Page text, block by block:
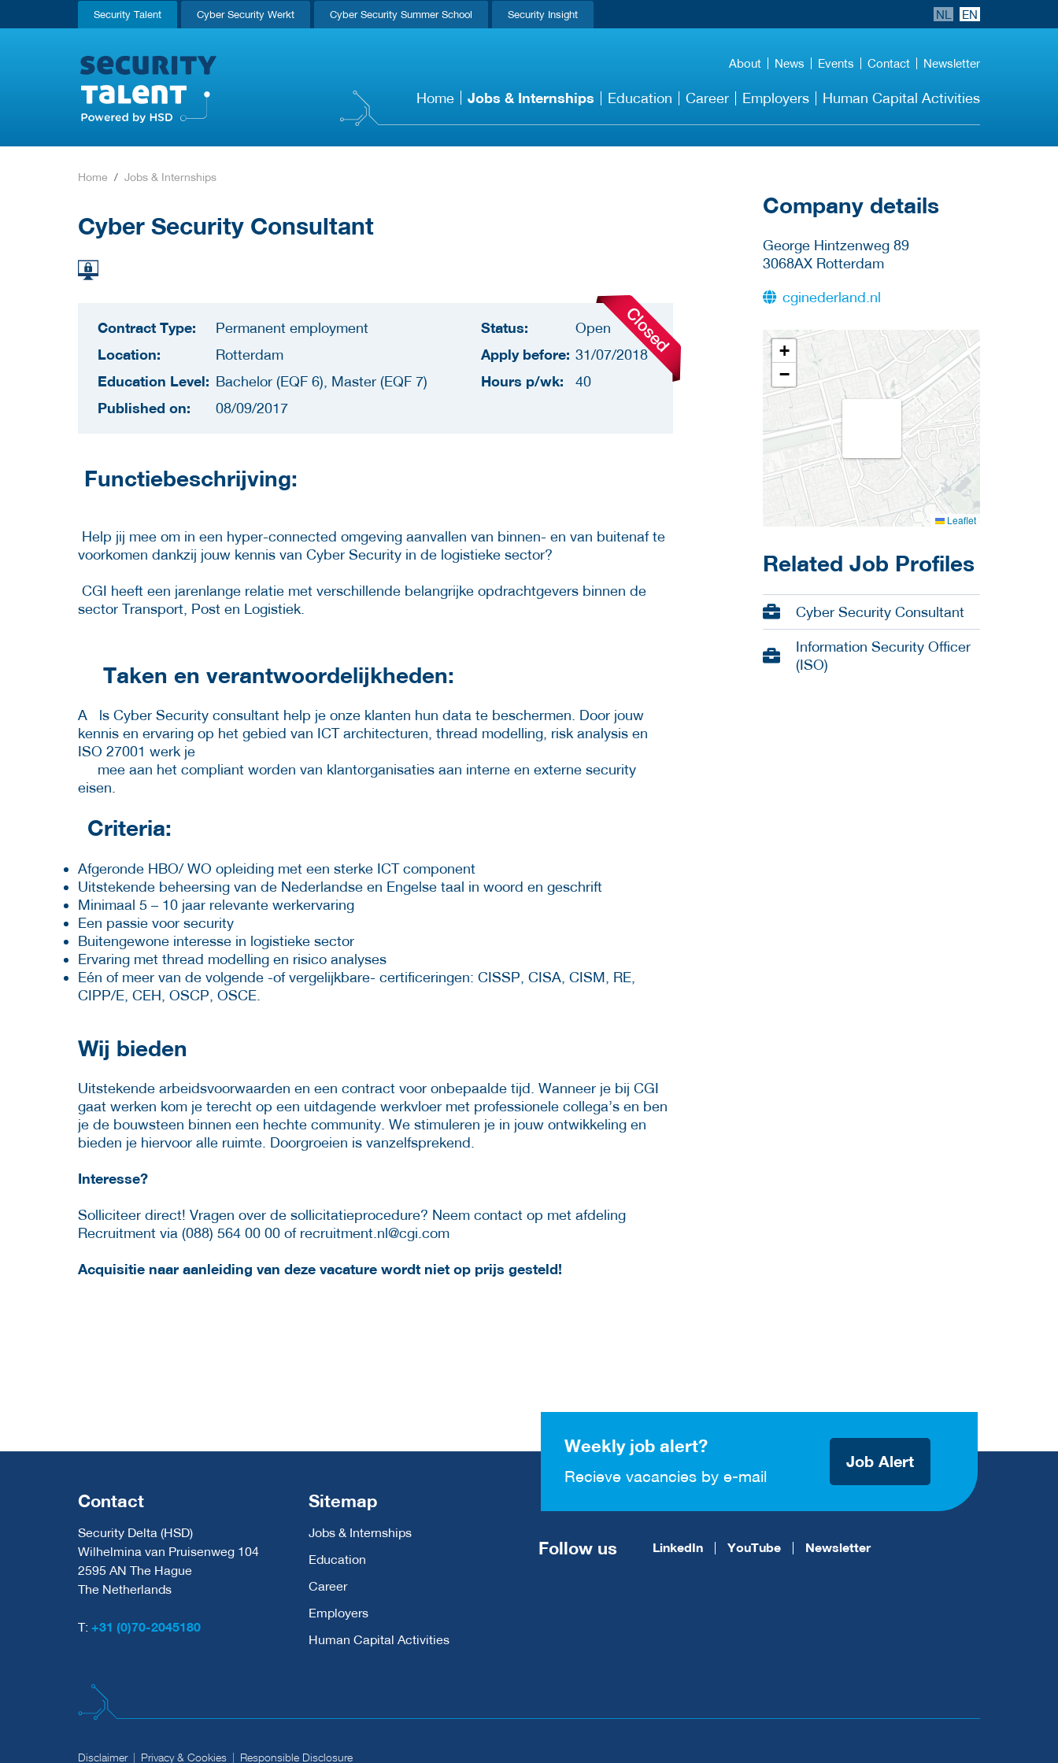
Security Talent Cyber Security Werkt Cyber Security Summer School Security Insight NL EN
About News Events Contact Newsletter
Home Jobs & Internships Education Career Employers Human Capital Activities
Home Jobs & Internships
Cyber Security Consultant
Contract Type: Permanent employment
Location: Rotterdam
Education Level: Bachelor (EQF 6), Master (EQF 7)
Published on: 08/09/2017
Status: Open
Apply before: 31/07/2018
Hours p/wk: 40
Functiebeschrijving:
Help jij mee om in een hyper-connected omgeving aanvallen van binnen- en van buitenaf te
voorkomen dankzij jouw kennis van Cyber Security in de logistieke sector?
CGI heeft een jarenlange relatie met verschillende belangrijke opdrachtgevers binnen de
sector Transport, Post en Logistiek.
Taken en verantwoordelijkheden:
A ls Cyber Security consultant help je onze klanten hun data te beschermen. Door jouw
kennis en ervaring op het gebied van ICT architecturen, thread modelling, risk analysis en
ISO 27001 werk je
mee aan het compliant worden van klantorganisaties aan interne en externe security
eisen.
Criteria:
Afgeronde HBO/ WO opleiding met een sterke ICT component
Uitstekende beheersing van de Nederlandse en Engelse taal in woord en geschrift
Minimaal 5 – 10 jaar relevante werkervaring
Een passie voor security
Buitengewone interesse in logistieke sector
Ervaring met thread modelling en risico analyses
Eén of meer van de volgende -of vergelijkbare- certificeringen: CISSP, CISA, CISM, RE,
CIPP/E, CEH, OSCP, OSCE.
Wij bieden
Uitstekende arbeidsvoorwaarden en een contract voor onbepaalde tijd. Wanneer je bij CGI
gaat werken kom je terecht op een uitdagende werkvloer met professionele collega’s en ben
je de bouwsteen binnen een hechte community. We stimuleren je in jouw ontwikkeling en
bieden je hiervoor alle ruimte. Doorgroeien is vanzelfsprekend.
Interesse?
Solliciteer direct! Vragen over de sollicitatieprocedure? Neem contact op met afdeling
Recruitment via (088) 564 00 00 of recruitment.nl@cgi.com
Acquisitie naar aanleiding van deze vacature wordt niet op prijs gesteld!
Company details
George Hintzenweg 89
3068AX Rotterdam
cginederland.nl
+
−
Leaflet
Related Job Profiles
Cyber Security Consultant
Information Security Officer
(ISO)
Weekly job alert?
Recieve vacancies by e-mail
Job Alert
Contact
Security Delta (HSD)
Wilhelmina van Pruisenweg 104
2595 AN The Hague
The Netherlands
T: +31 (0)70-2045180
Sitemap
Jobs & Internships
Education
Career
Employers
Human Capital Activities
Follow us LinkedIn YouTube Newsletter
Disclaimer Privacy & Cookies Responsible Disclosure